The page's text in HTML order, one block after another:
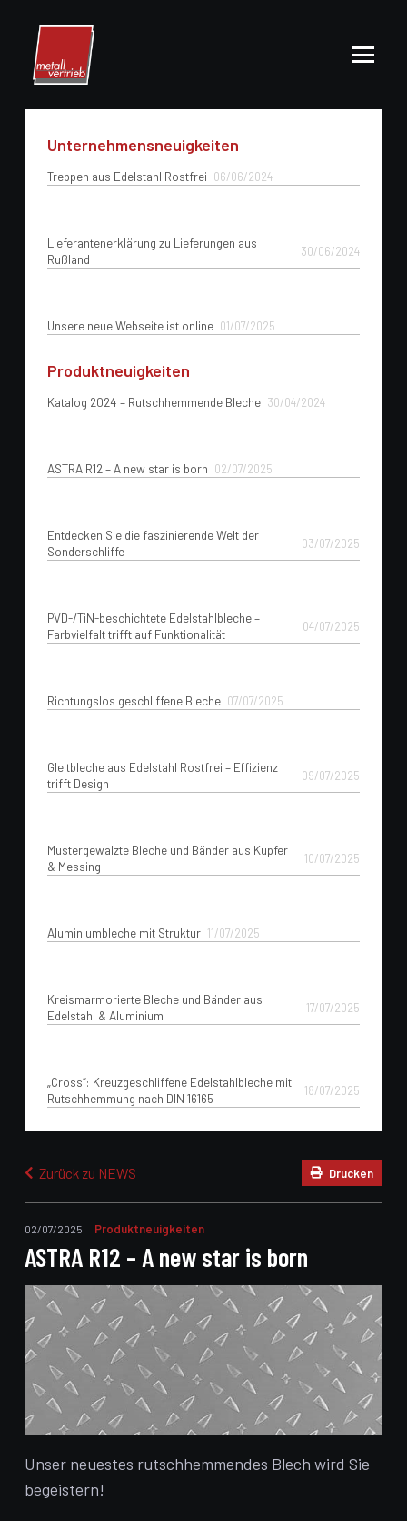
Unternehmensneuigkeiten
Treppen aus Edelstahl Rostfrei 06/06/2024
Lieferantenerklärung zu Lieferungen aus
Rußland
30/06/2024
Unsere neue Webseite ist online 01/07/2025
Produktneuigkeiten
Katalog 2024 – Rutschhemmende Bleche 30/04/2024
ASTRA R12 – A new star is born 02/07/2025
Entdecken Sie die faszinierende Welt der
Sonderschliffe
03/07/2025
PVD-/TiN-beschichtete Edelstahlbleche –
Farbvielfalt trifft auf Funktionalität
04/07/2025
Richtungslos geschliffene Bleche 07/07/2025
Gleitbleche aus Edelstahl Rostfrei – Effizienz
trifft Design
09/07/2025
Mustergewalzte Bleche und Bänder aus Kupfer
& Messing
10/07/2025
Aluminiumbleche mit Struktur 11/07/2025
Kreismarmorierte Bleche und Bänder aus
Edelstahl & Aluminium
17/07/2025
„Cross“: Kreuzgeschliffene Edelstahlbleche mit
Rutschhemmung nach DIN 16165
18/07/2025
Zurück zu NEWS Drucken
02/07/2025 Produktneuigkeiten
ASTRA R12 – A new star is born
Unser neuestes rutschhemmendes Blech wird Sie
begeistern!